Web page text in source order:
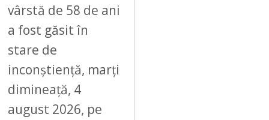
vârstă de 58 de ani
a fost găsit în
stare de
inconștiență, marți
dimineață, 4
august 2026, pe